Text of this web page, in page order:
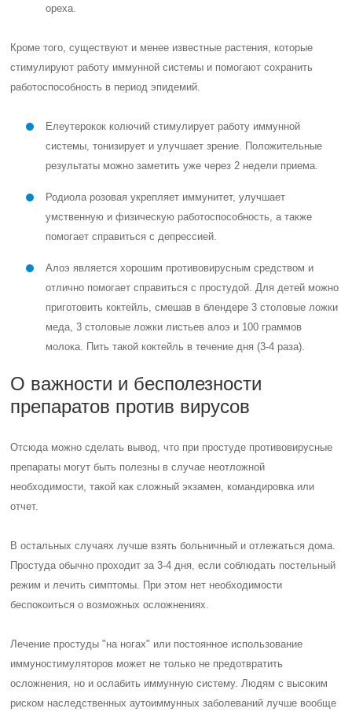
ореха.
Кроме того, существуют и менее известные растения, которые
стимулируют работу иммунной системы и помогают сохранить
работоспособность в период эпидемий.
Елеутерокок колючий стимулирует работу иммунной
системы, тонизирует и улучшает зрение. Положительные
результаты можно заметить уже через 2 недели приема.
Родиола розовая укрепляет иммунитет, улучшает
умственную и физическую работоспособность, а также
помогает справиться с депрессией.
Алоэ является хорошим противовирусным средством и
отлично помогает справиться с простудой. Для детей можно
приготовить коктейль, смешав в блендере 3 столовые ложки
меда, 3 столовые ложки листьев алоэ и 100 граммов
молока. Пить такой коктейль в течение дня (3-4 раза).
О важности и бесполезности
препаратов против вирусов
Отсюда можно сделать вывод, что при простуде противовирусные
препараты могут быть полезны в случае неотложной
необходимости, такой как сложный экзамен, командировка или
отчет.
В остальных случаях лучше взять больничный и отлежаться дома.
Простуда обычно проходит за 3-4 дня, если соблюдать постельный
режим и лечить симптомы. При этом нет необходимости
беспокоиться о возможных осложнениях.
Лечение простуды "на ногах" или постоянное использование
иммуностимуляторов может не только не предотвратить
осложнения, но и ослабить иммунную систему. Людям с высоким
риском наследственных аутоиммунных заболеваний лучше вообще